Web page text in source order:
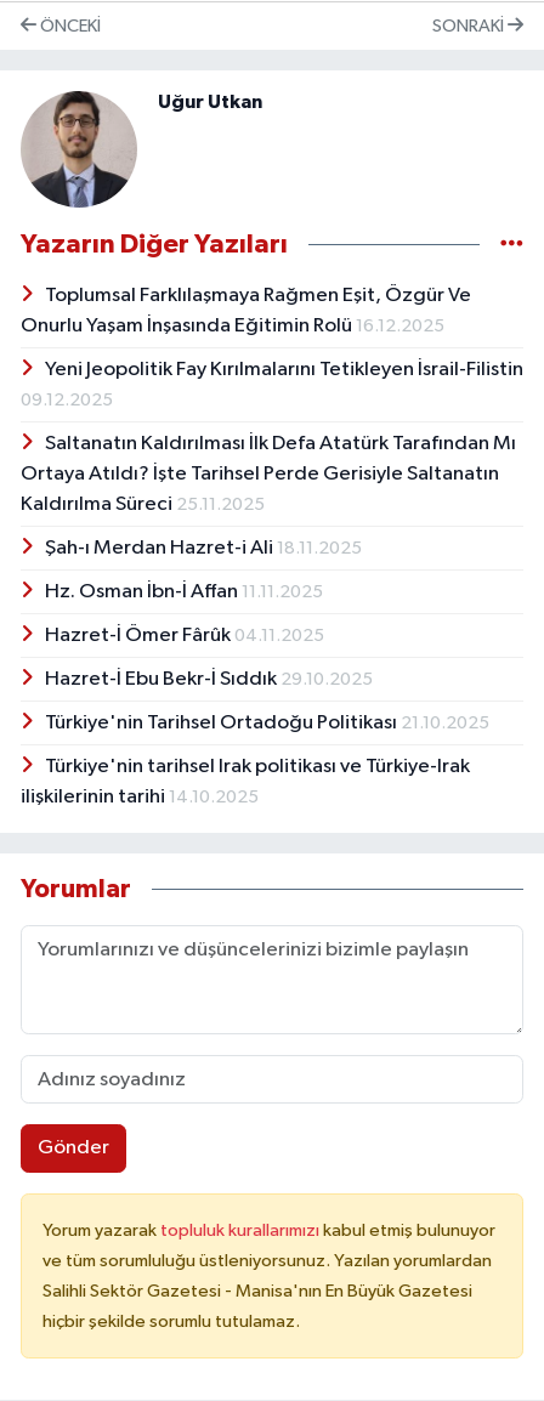
ÖNCEKI SONRAKI
Uğur Utkan
Yazarın Diğer Yazıları
Toplumsal Farklılaşmaya Rağmen Eşit, Özgür Ve
Onurlu Yaşam İnşasında Eğitimin Rolü 16.12.2025
Yeni Jeopolitik Fay Kırılmalarını Tetikleyen İsrail-Filistin
09.12.2025
Saltanatın Kaldırılması İlk Defa Atatürk Tarafından Mı
Ortaya Atıldı? İşte Tarihsel Perde Gerisiyle Saltanatın
Kaldırılma Süreci 25.11.2025
Şah-ı Merdan Hazret-i Ali 18.11.2025
Hz. Osman İbn-İ Affan 11.11.2025
Hazret-İ Ömer Fârûk 04.11.2025
Hazret-İ Ebu Bekr-İ Sıddık 29.10.2025
Türkiye'nin Tarihsel Ortadoğu Politikası 21.10.2025
Türkiye'nin tarihsel Irak politikası ve Türkiye-Irak
ilişkilerinin tarihi 14.10.2025
Yorumlar
Gönder
Yorum yazarak topluluk kurallarımızı kabul etmiş bulunuyor
ve tüm sorumluluğu üstleniyorsunuz. Yazılan yorumlardan
Salihli Sektör Gazetesi - Manisa'nın En Büyük Gazetesi
hiçbir şekilde sorumlu tutulamaz.